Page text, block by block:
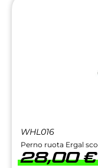
WHL016
Perno ruota Ergal
28,00€